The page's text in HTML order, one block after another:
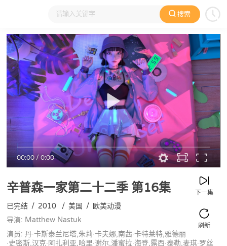
搜索
大家在看 日本动漫 国产动漫 欧美动漫 动漫电影
00:00/0:00
辛普森一家第二十二季第16集 下一集
刷新
已完结 / 2010 / 美国 / 欧美动漫
导演: Matthew Nastuk
演员: 丹·卡斯泰兰尼塔,朱莉·卡夫娜,南茜·卡特莱特,雅德丽
·史密斯,汉克·阿扎利亚,哈里·谢尔,潘蜜拉·海登,露西·泰勒,麦琪·罗丝